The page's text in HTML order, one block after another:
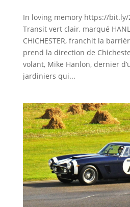
In loving memory https://bit.ly/
Transit vert clair, marqué
CHICHESTER, franchit la
prend la direction de
volant, Mike Hanlon, dernier
jardiniers qui...